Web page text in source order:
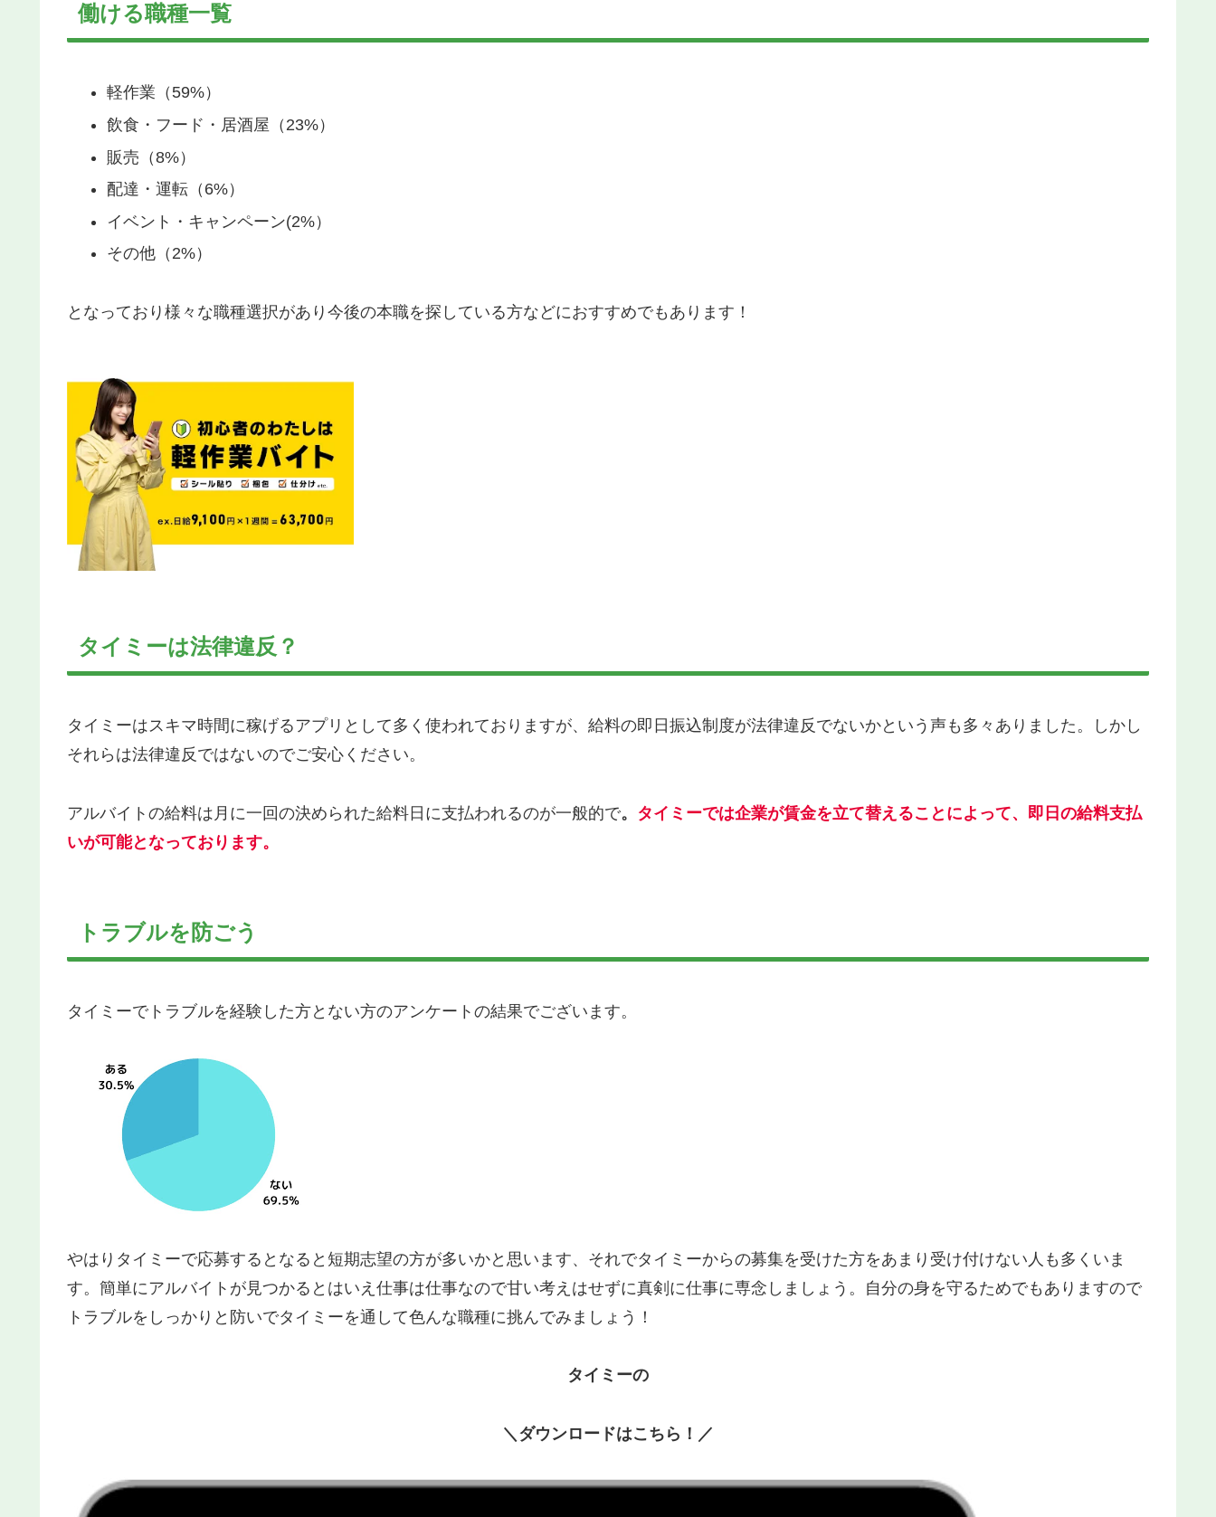
働ける職種一覧
軽作業（59%）
飲食・フード・居酒屋（23%）
販売（8%）
配達・運転（6%）
イベント・キャンペーン(2%）
その他（2%）
となっており様々な職種選択があり今後の本職を探している方などにおすすめでもあります！
タイミーは法律違反？
タイミーはスキマ時間に稼げるアプリとして多く使われておりますが、給料の即日振込制度が法律違反でないかという声も多々ありました。しかし
それらは法律違反ではないのでご安心ください。
アルバイトの給料は月に一回の決められた給料日に支払われるのが一般的で。 タイミーでは企業が賃金を立て替えることによって、即日の給料支払
いが可能となっております。
トラブルを防ごう
タイミーでトラブルを経験した方とない方のアンケートの結果でございます。
やはりタイミーで応募するとなると短期志望の方が多いかと思います、それでタイミーからの募集を受けた方をあまり受け付けない人も多くいま
す。簡単にアルバイトが見つかるとはいえ仕事は仕事なので甘い考えはせずに真剣に仕事に専念しましょう。自分の身を守るためでもありますので
トラブルをしっかりと防いでタイミーを通して色んな職種に挑んでみましょう！
タイミーの
＼ダウンロードはこちら！／